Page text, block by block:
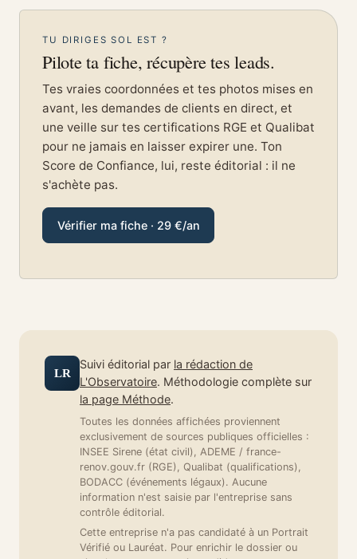
TU DIRIGES SOL EST ?
Pilote ta fiche, récupère tes leads.
Tes vraies coordonnées et tes photos mises en
avant, les demandes de clients en direct, et
une veille sur tes certifications RGE et Qualibat
pour ne jamais en laisser expirer une. Ton
Score de Confiance, lui, reste éditorial : il ne
s'achète pas.
Vérifier ma fiche · 29 €/an
LR
Suivi éditorial par la rédaction de
L'Observatoire. Méthodologie complète sur
la page Méthode.
Toutes les données affichées proviennent
exclusivement de sources publiques officielles :
INSEE Sirene (état civil), ADEME / france-
renov.gouv.fr (RGE), Qualibat (qualifications),
BODACC (événements légaux). Aucune
information n'est saisie par l'entreprise sans
contrôle éditorial.
Cette entreprise n'a pas candidaté à un Portrait
Vérifié ou Lauréat. Pour enrichir le dossier ou